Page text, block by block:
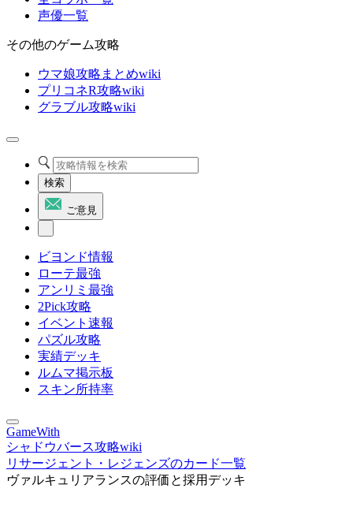
声優一覧
その他のゲーム攻略
ウマ娘攻略まとめwiki
プリコネR攻略wiki
グラブル攻略wiki
検索
ご意見
ビヨンド情報
ローテ最強
アンリミ最強
2Pick攻略
イベント速報
パズル攻略
実績デッキ
ルムマ掲示板
スキン所持率
GameWith
シャドウバース攻略wiki
リサージェント・レジェンズのカード一覧
ヴァルキュリアランスの評価と採用デッキ